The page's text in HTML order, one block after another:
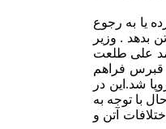
خود با یونان را حل و فصل کرده یا به رجوع
بدهد . وزیر
علی طلعت
قبرس فراهم
شد.این در
با توجه به
آتن و